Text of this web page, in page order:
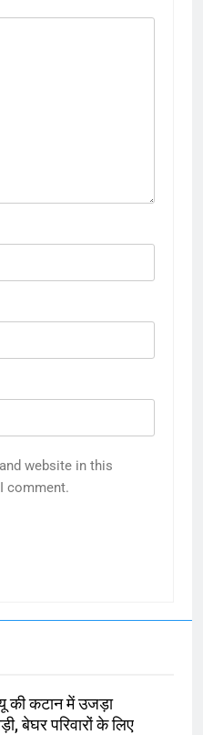
website in this
comment.
की कटान में उजड़ा
बेघर परिवारों के लिए